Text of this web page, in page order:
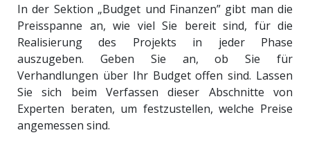
In der Sektion „Budget und Finanzen” gibt man die
Preisspanne an, wie viel Sie bereit sind, für die
Realisierung des Projekts in jeder Phase
auszugeben. Geben Sie an, ob Sie für
Verhandlungen über Ihr Budget offen sind. Lassen
Sie sich beim Verfassen dieser Abschnitte von
Experten beraten, um festzustellen, welche Preise
angemessen sind.